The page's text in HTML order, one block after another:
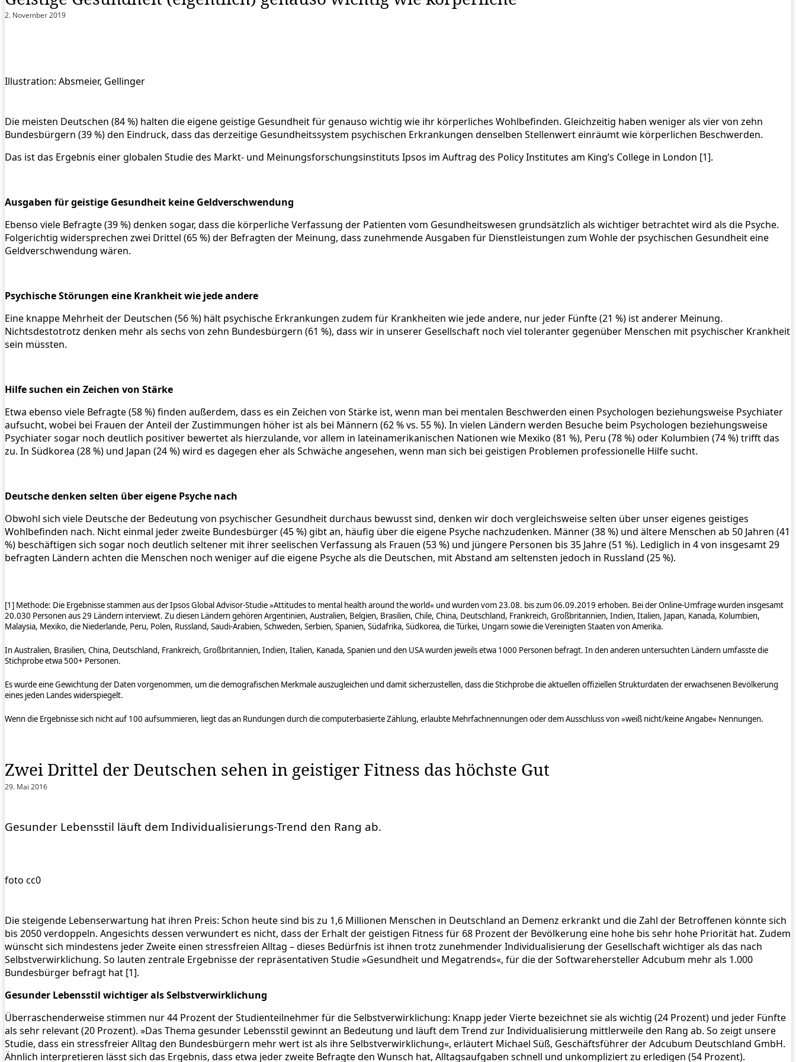
2. November 2019
Illustration: Absmeier, Gellinger
Die meisten Deutschen (84 %) halten die eigene geistige Gesundheit für genauso wichtig wie ihr körperliches Wohlbefinden. Gleichzeitig haben weniger als vier von zehn
Bundesbürgern (39 %) den Eindruck, dass das derzeitige Gesundheitssystem psychischen Erkrankungen denselben Stellenwert einräumt wie körperlichen Beschwerden.
Das ist das Ergebnis einer globalen Studie des Markt- und Meinungsforschungsinstituts Ipsos im Auftrag des Policy Institutes am King’s College in London [1].
Ausgaben für geistige Gesundheit keine Geldverschwendung
Ebenso viele Befragte (39 %) denken sogar, dass die körperliche Verfassung der Patienten vom Gesundheitswesen grundsätzlich als wichtiger betrachtet wird als die Psyche.
Folgerichtig widersprechen zwei Drittel (65 %) der Befragten der Meinung, dass zunehmende Ausgaben für Dienstleistungen zum Wohle der psychischen Gesundheit eine
Geldverschwendung wären.
Psychische Störungen eine Krankheit wie jede andere
Eine knappe Mehrheit der Deutschen (56 %) hält psychische Erkrankungen zudem für Krankheiten wie jede andere, nur jeder Fünfte (21 %) ist anderer Meinung.
Nichtsdestotrotz denken mehr als sechs von zehn Bundesbürgern (61 %), dass wir in unserer Gesellschaft noch viel toleranter gegenüber Menschen mit psychischer Krankheit
sein müssten.
Hilfe suchen ein Zeichen von Stärke
Etwa ebenso viele Befragte (58 %) finden außerdem, dass es ein Zeichen von Stärke ist, wenn man bei mentalen Beschwerden einen Psychologen beziehungsweise Psychiater
aufsucht, wobei bei Frauen der Anteil der Zustimmungen höher ist als bei Männern (62 % vs. 55 %). In vielen Ländern werden Besuche beim Psychologen beziehungsweise
Psychiater sogar noch deutlich positiver bewertet als hierzulande, vor allem in lateinamerikanischen Nationen wie Mexiko (81 %), Peru (78 %) oder Kolumbien (74 %) trifft das
zu. In Südkorea (28 %) und Japan (24 %) wird es dagegen eher als Schwäche angesehen, wenn man sich bei geistigen Problemen professionelle Hilfe sucht.
Deutsche denken selten über eigene Psyche nach
Obwohl sich viele Deutsche der Bedeutung von psychischer Gesundheit durchaus bewusst sind, denken wir doch vergleichsweise selten über unser eigenes geistiges
Wohlbefinden nach. Nicht einmal jeder zweite Bundesbürger (45 %) gibt an, häufig über die eigene Psyche nachzudenken. Männer (38 %) und ältere Menschen ab 50 Jahren (41
%) beschäftigen sich sogar noch deutlich seltener mit ihrer seelischen Verfassung als Frauen (53 %) und jüngere Personen bis 35 Jahre (51 %). Lediglich in 4 von insgesamt 29
befragten Ländern achten die Menschen noch weniger auf die eigene Psyche als die Deutschen, mit Abstand am seltensten jedoch in Russland (25 %).
[1] Methode: Die Ergebnisse stammen aus der Ipsos Global Advisor-Studie »Attitudes to mental health around the world« und wurden vom 23.08. bis zum 06.09.2019 erhoben. Bei der Online-Umfrage wurden insgesamt
20.030 Personen aus 29 Ländern interviewt. Zu diesen Ländern gehören Argentinien, Australien, Belgien, Brasilien, Chile, China, Deutschland, Frankreich, Großbritannien, Indien, Italien, Japan, Kanada, Kolumbien,
Malaysia, Mexiko, die Niederlande, Peru, Polen, Russland, Saudi-Arabien, Schweden, Serbien, Spanien, Südafrika, Südkorea, die Türkei, Ungarn sowie die Vereinigten Staaten von Amerika.
In Australien, Brasilien, China, Deutschland, Frankreich, Großbritannien, Indien, Italien, Kanada, Spanien und den USA wurden jeweils etwa 1000 Personen befragt. In den anderen untersuchten Ländern umfasste die
Stichprobe etwa 500+ Personen.
Es wurde eine Gewichtung der Daten vorgenommen, um die demografischen Merkmale auszugleichen und damit sicherzustellen, dass die Stichprobe die aktuellen offiziellen Strukturdaten der erwachsenen Bevölkerung
eines jeden Landes widerspiegelt.
Wenn die Ergebnisse sich nicht auf 100 aufsummieren, liegt das an Rundungen durch die computerbasierte Zählung, erlaubte Mehrfachnennungen oder dem Ausschluss von »weiß nicht/keine Angabe« Nennungen.
Zwei Drittel der Deutschen sehen in geistiger Fitness das höchste Gut
29. Mai 2016
Gesunder Lebensstil läuft dem Individualisierungs-Trend den Rang ab.
foto cc0
Die steigende Lebenserwartung hat ihren Preis: Schon heute sind bis zu 1,6 Millionen Menschen in Deutschland an Demenz erkrankt und die Zahl der Betroffenen könnte sich
bis 2050 verdoppeln. Angesichts dessen verwundert es nicht, dass der Erhalt der geistigen Fitness für 68 Prozent der Bevölkerung eine hohe bis sehr hohe Priorität hat. Zudem
wünscht sich mindestens jeder Zweite einen stressfreien Alltag – dieses Bedürfnis ist ihnen trotz zunehmender Individualisierung der Gesellschaft wichtiger als das nach
Selbstverwirklichung. So lauten zentrale Ergebnisse der repräsentativen Studie »Gesundheit und Megatrends«, für die der Softwarehersteller Adcubum mehr als 1.000
Bundesbürger befragt hat [1].
Gesunder Lebensstil wichtiger als Selbstverwirklichung
Überraschenderweise stimmen nur 44 Prozent der Studienteilnehmer für die Selbstverwirklichung: Knapp jeder Vierte bezeichnet sie als wichtig (24 Prozent) und jeder Fünfte
als sehr relevant (20 Prozent). »Das Thema gesunder Lebensstil gewinnt an Bedeutung und läuft dem Trend zur Individualisierung mittlerweile den Rang ab. So zeigt unsere
Studie, dass ein stressfreier Alltag den Bundesbürgern mehr wert ist als ihre Selbstverwirklichung«, erläutert Michael Süß, Geschäftsführer der Adcubum Deutschland GmbH.
Ähnlich interpretieren lässt sich das Ergebnis, dass etwa jeder zweite Befragte den Wunsch hat, Alltagsaufgaben schnell und unkompliziert zu erledigen (54 Prozent).